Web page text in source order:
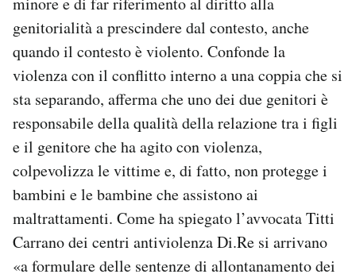
genitorialità a prescindere dal contesto, anche
quando il contesto è violento. Confonde la
violenza con il conflitto interno a una coppia che si
sta separando, afferma che uno dei due genitori è
responsabile della qualità della relazione tra i figli
e il genitore che ha agito con violenza,
colpevolizza le vittime e, di fatto, non protegge i
bambini e le bambine che assistono ai
maltrattamenti. Come ha spiegato l’avvocata Titti
Carrano dei centri antiviolenza Di.Re si arrivano
«a formulare delle sentenze di allontanamento dei